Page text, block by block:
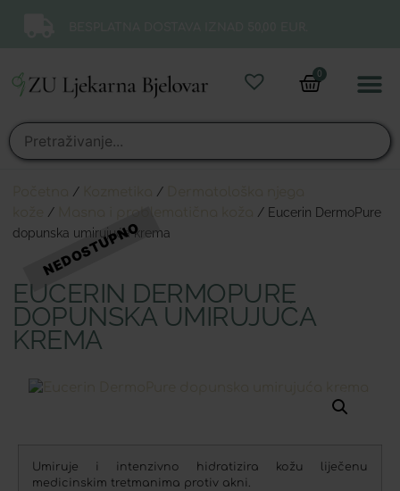
0
/ /
/
/ Eucerin DermoPure
dopunska umirujuća krema
EUCERIN DERMOPURE
DOPUNSKA UMIRUJUĆA
KREMA
Umiruje i intenzivno hidratizira kožu liječenu
medicinskim tretmanima protiv akni.